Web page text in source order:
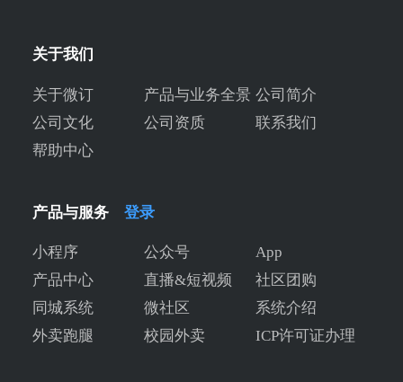
关于我们
关于微订 产品与业务全景 公司简介
公司文化
公司资质
联系我们
帮助中心
产品与服务 登录
小程序 公众号
App
产品中心
直播&短视频
社区团购
同城系统
微社区
系统介绍
外卖跑腿
校园外卖 ICP许可证办理